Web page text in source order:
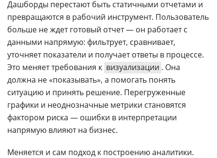
Дашборды перестают быть статичными отчетами и
превращаются в рабочий инструмент. Пользователь
больше не ждет готовый отчет — он работает с
данными напрямую: фильтрует, сравнивает,
уточняет показатели и получает ответы в процессе.
Это меняет требования к визуализации . Она
должна не «показывать», а помогать понять
ситуацию и принять решение. Перегруженные
графики и неоднозначные метрики становятся
фактором риска — ошибки в интерпретации
напрямую влияют на бизнес.
Меняется и сам подход к построению аналитики.